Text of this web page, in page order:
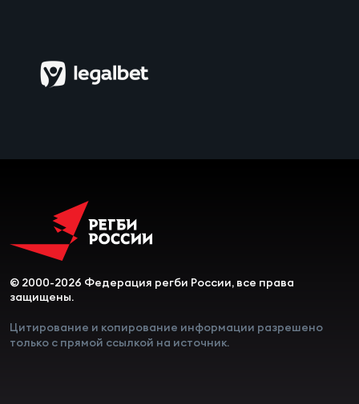
© 2000-2026 Федерация регби России, все права
защищены.
Цитирование и копирование информации разрешено
только с прямой ссылкой на источник.